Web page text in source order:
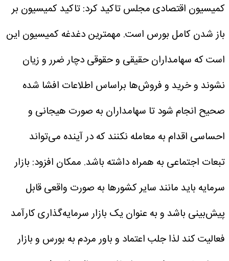
کمیسیون اقتصادی مجلس تاکید کرد: تاکید کمیسیون بر
باز شدن کامل بورس است. مهمترین دغدغه کمیسیون این
است که سهامداران حقیقی و حقوقی دچار ضرر و زیان
نشوند و خرید و فروش‌ها براساس اطلاعات افشا شده
صحیح انجام شود تا سهامداران به صورت هیجانی و
احساسی اقدام به معامله نکنند که در آینده می‌تواند
تبعات اجتماعی به همراه داشته باشد. ممکان افزود: بازار
سرمایه باید مانند سایر کشور‌ها به صورت واقعی قابل
پیش‌بینی باشد و به عنوان یک بازار سرمایه‌گذاری کارآمد
فعالیت کند لذا جلب اعتماد و باور مردم به بورس و بازار